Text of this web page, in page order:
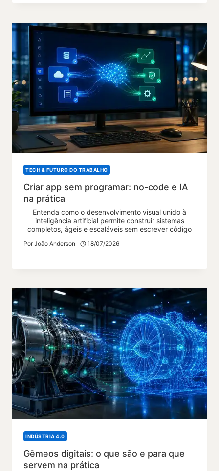
TECH & FUTURO DO TRABALHO
Criar app sem programar: no-code e IA
na prática
Entenda como o desenvolvimento visual unido à
inteligência artificial permite construir sistemas
completos, ágeis e escaláveis sem escrever código
Por João Anderson 18/07/2026
INDÚSTRIA 4.0
Gêmeos digitais: o que são e para que
servem na prática